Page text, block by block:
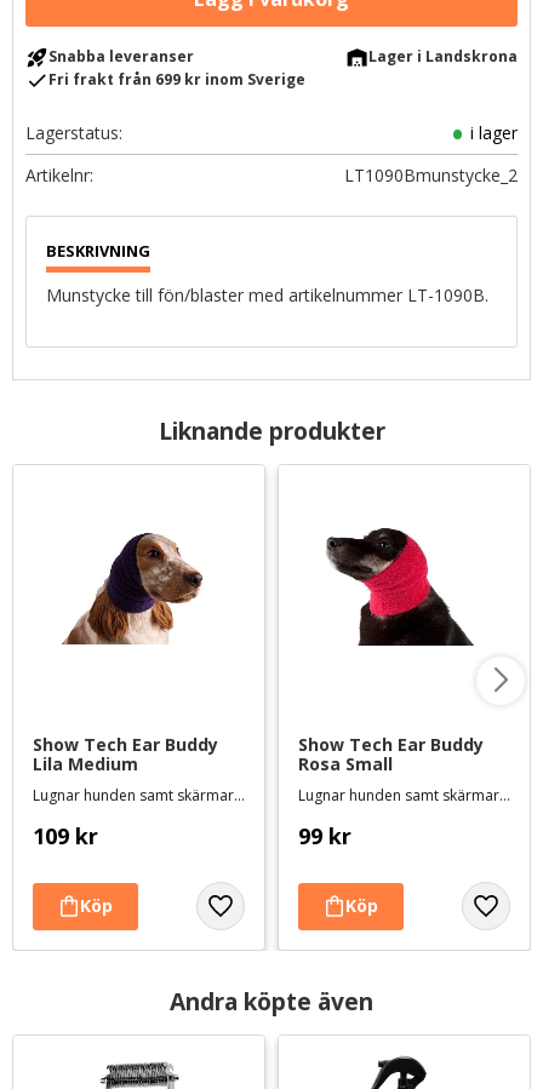
rocket_launchSnabba leveranser warehouseLager i Landskrona
checkFri frakt från 699 kr inom Sverige
Lagerstatus
i lager
Artikelnr
LT1090Bmunstycke_2
Munstycke till fön/blaster med artikelnummer LT-1090B.
Liknande produkter
Show Tech Ear Buddy
Lila Medium
Lugnar hunden samt skärmar av höga ljud
109 kr
Show Tech Ear Buddy
Rosa Small
Lugnar hunden samt skärmar av höga ljud
99 kr
Andra köpte även